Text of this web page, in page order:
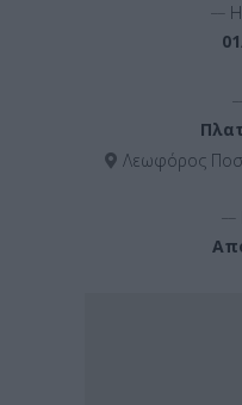
Λεωφόρος